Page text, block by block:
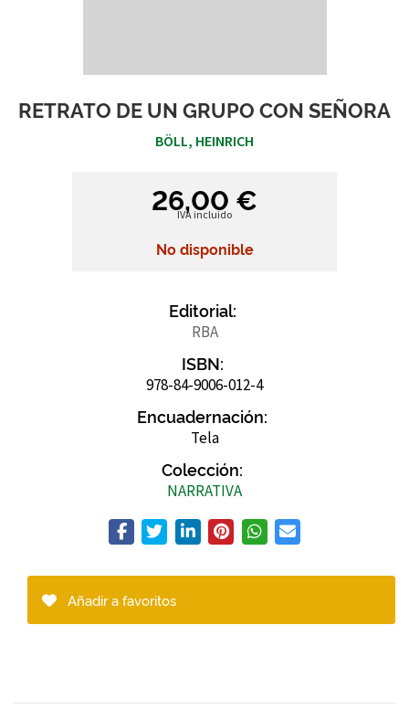
RETRATO DE UN GRUPO CON SEÑORA
BÖLL, HEINRICH
26,00 €
IVA incluido
No disponible
Editorial:
RBA
ISBN:
978-84-9006-012-4
Encuadernación:
Tela
Colección:
NARRATIVA
Añadir a favoritos